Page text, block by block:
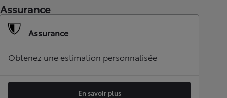
Assurance
Assurance
Obtenez une estimation personnalisée
En savoir plus